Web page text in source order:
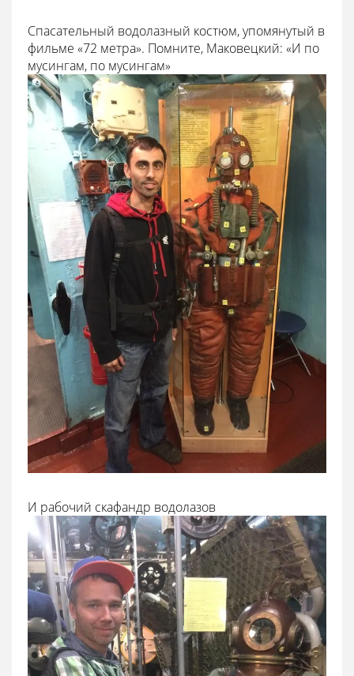
Спасательный водолазный костюм, упомянутый в
фильме «72 метра». Помните, Маковецкий: «И по
мусингам, по мусингам»
И рабочий скафандр водолазов